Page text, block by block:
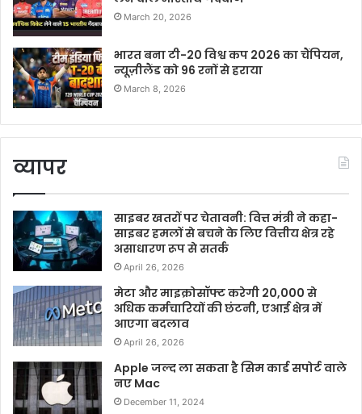
March 20, 2026
भारत बना टी-20 विश्व कप 2026 का चैंपियन,
न्यूज़ीलैंड को 96 रनों से हराया
March 8, 2026
व्यापर
साइबर खतरों पर चेतावनी: वित्त मंत्री ने कहा-
साइबर हमलों से बचने के लिए वित्तीय क्षेत्र रहे
असाधारण रूप से सतर्क
April 26, 2026
मेटा और माइक्रोसॉफ्ट करेगी 20,000 से
अधिक कर्मचारियों की छंटनी, एआई क्षेत्र में
आएगा बदलाव
April 26, 2026
Apple जल्द ला सकता है सिम कार्ड सपोर्ट वाले
नए Mac
December 11, 2024